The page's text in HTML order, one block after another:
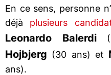
En ce sens, personne
déjà plusieurs
Leonardo Balerdi
Hojbjerg (30 ans) et
ans).